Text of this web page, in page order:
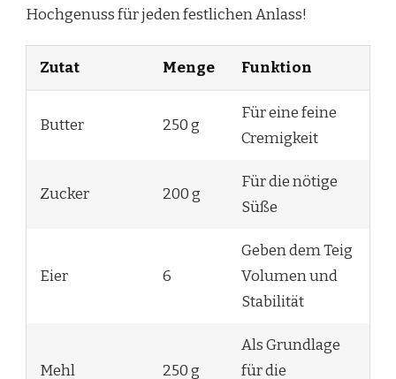
Hochgenuss für jeden festlichen Anlass!
Zutat Menge Funktion
Butter 250 g
Für eine feine
Cremigkeit
Zucker 200 g
Für die nötige
Süße
Eier 6
Geben dem Teig
Volumen und
Stabilität
Mehl 250 g
Als Grundlage
für die